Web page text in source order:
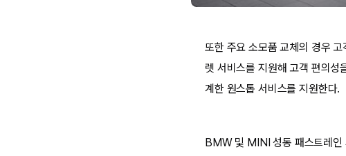
또한 주요 소모품 교체의 경우
렛 서비스를 지원해 고객 편의
계한 원스톱 서비스를 지원한다.
BMW 및 MINI 성동 패스트레인